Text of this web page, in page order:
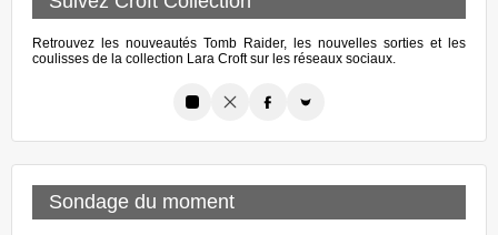
Retrouvez les nouveautés Tomb Raider, les nouvelles sorties et les
coulisses de la collection Lara Croft sur les réseaux sociaux.
Sondage du moment